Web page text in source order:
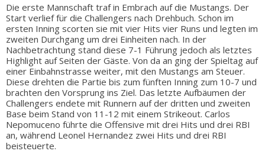
Die erste Mannschaft traf in Embrach auf die Mustangs. Der
Start verlief für die Challengers nach Drehbuch. Schon im
ersten Inning scorten sie mit vier Hits vier Runs und legten im
zweiten Durchgang um drei Einheiten nach. In der
Nachbetrachtung stand diese 7-1 Führung jedoch als letztes
Highlight auf Seiten der Gäste. Von da an ging der Spieltag auf
einer Einbahnstrasse weiter, mit den Mustangs am Steuer.
Diese drehten die Partie bis zum fünften Inning zum 10-7 und
brachten den Vorsprung ins Ziel. Das letzte Aufbäumen der
Challengers endete mit Runnern auf der dritten und zweiten
Base beim Stand von 11-12 mit einem Strikeout. Carlos
Nepomuceno führte die Offensive mit drei Hits und drei RBI
an, während Leonel Hernandez zwei Hits und drei RBI
beisteuerte.